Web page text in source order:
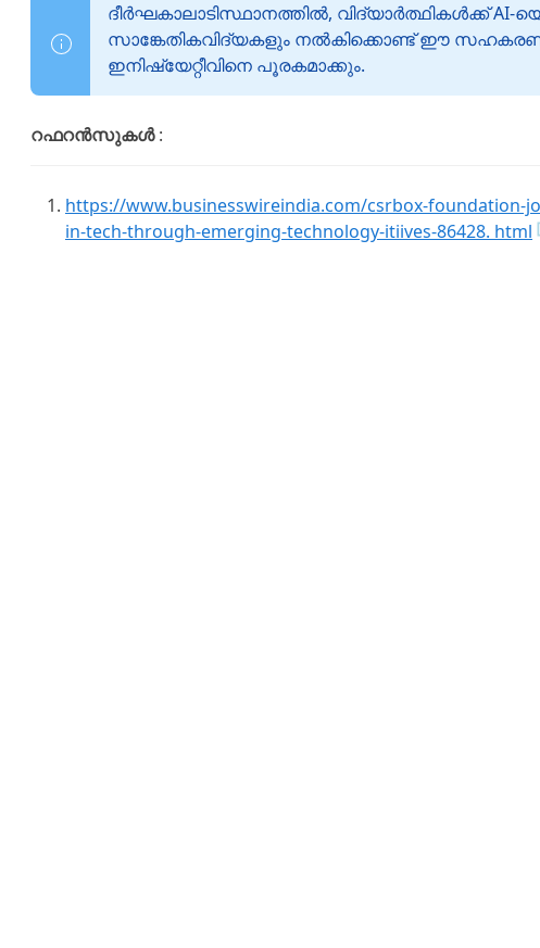
ദീർഘകാലാടിസ്ഥാനത്തിൽ, വിദ്യാർത്ഥികൾക്ക്
സാങ്കേതികവിദ്യകളും നൽകിക്കൊണ്ട് ഈ
ഇനിഷ്യേറ്റീവിനെ പൂരകമാക്കും.
റഫറൻസുകൾ:
https://www.businesswireindia.com/csrbox-
in-tech-through-emerging-technology-itiives-86428. html